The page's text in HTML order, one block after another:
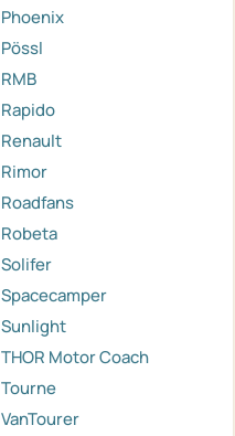
Phoenix
Pössl
RMB
Rapido
Renault
Rimor
Roadfans
Robeta
Solifer
Spacecamper
Sunlight
THOR Motor Coach
Tourne
VanTourer